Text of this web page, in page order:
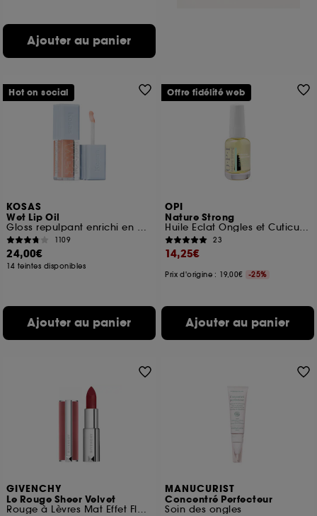
Ajouter au panier
KOSAS
Wet Lip Oil
Gloss repulpant enrichi en peptides
1109
24,00€
14 teintes disponibles
Ajouter au panier
Hot on social
OPI
Nature Strong
Huile Eclat Ongles et Cuticules Booster d'humeur
23
14,25€
Prix d'origine : 19,00€ -25%
Ajouter au panier
Offre fidélité web
GIVENCHY
Le Rouge Sheer Velvet
Rouge à Lèvres Mat Effet Floutant
MANUCURIST
Concentré Perfecteur
Soin des ongles